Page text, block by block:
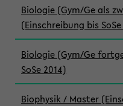
Biologie (Gym/Ge als
(Einschreibung bis
Biologie (Gym/Ge
SoSe 2014)
Biophysik / Master